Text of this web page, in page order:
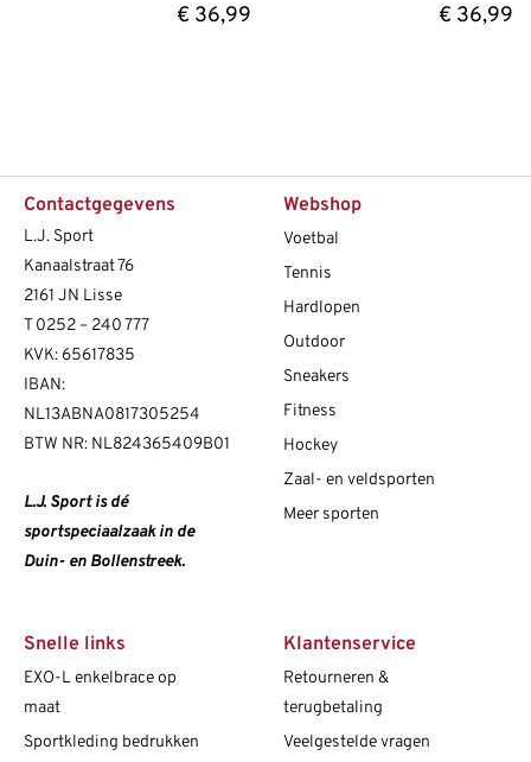
€36,99 € 36,99
Contactgegevens
L.J. Sport
Kanaalstraat 76
2161 JN Lisse
T0252 – 240 777
KVK: 65617835
IBAN:
NL13ABNA0817305254
BTW NR: NL824365409B01
L.J. Sport is dé
sportspeciaalzaak in de
Duin- en Bollenstreek.
Webshop
Voetbal
Tennis
Hardlopen
Outdoor
Sneakers
Fitness
Hockey
Zaal- en veldsporten
Meer sporten
Snelle links
EXO-L enkelbrace op
maat
Sportkleding bedrukken
Klantenservice
Retourneren &
terugbetaling
Veelgestelde vragen